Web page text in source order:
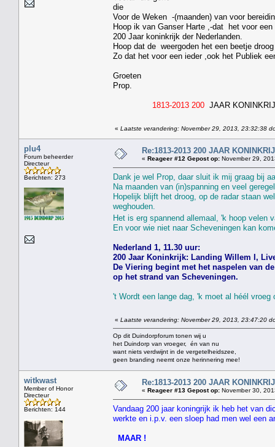
die
Voor de Weken -(maanden) van voor
Hoop ik van Ganser Harte ,-dat het voor
200 Jaar koninkrijk der Nederlanden.
Hoop dat de weergoden het een beetje
Zo dat het voor een ieder ,ook het Publiek
Groeten
Prop.
1813-2013 200 JAAR
« Laatste verandering: November 29, 2013, 23:32:38
plu4
Forum beheerder
Directeur
Berichten: 273
Re:1813-2013 200 JAAR
« Reageer #12 Gepost op: November 29,
Dank je wel Prop, daar sluit ik mij graag bij
Na maanden van (in)spanning en veel
Hopelijk blijft het droog, op de radar staan
weghouden.
Het is erg spannend allemaal, 'k hoop
En voor wie niet naar Scheveningen kan
Nederland 1, 11.30 uur:
200 Jaar Koninkrijk: Landing Willem I,
De Viering begint met het naspelen van
op het strand van Scheveningen.
't Wordt een lange dag, 'k moet al héél
« Laatste verandering: November 29, 2013, 23:47:20
Op dit Duindorpforum tonen wij u
het Duindorp van vroeger, én van nu
want niets verdwijnt in de vergetelheidszee,
geen branding neemt onze herinnering mee!
witkwast
Member of Honor
Directeur
Berichten: 144
Re:1813-2013 200 JAAR
« Reageer #13 Gepost op: November 30,
Vandaag 200 jaar koningrijk ik heb het van
werkte en i.p.v. een sloep had men wel een
MAAR !